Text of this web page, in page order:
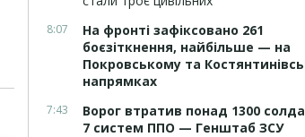
8:07
На фронті зафіксовано 261
боєзіткнення, найбільше — на
Покровському та
напрямках
7:43
Ворог втратив понад 1300
7 систем ППО — Генштаб ЗСУ